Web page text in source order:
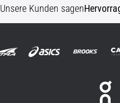
Unsere Kunden sagen